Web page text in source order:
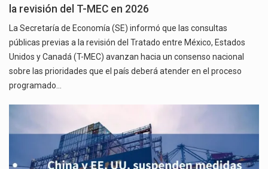
la revisión del T-MEC en 2026
La Secretaría de Economía (SE) informó que las consultas
públicas previas a la revisión del Tratado entre México, Estados
Unidos y Canadá (T-MEC) avanzan hacia un consenso nacional
sobre las prioridades que el país deberá atender en el proceso
programado…